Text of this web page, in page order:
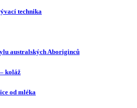
technika
australských Aboriginců
koláž
od mléka